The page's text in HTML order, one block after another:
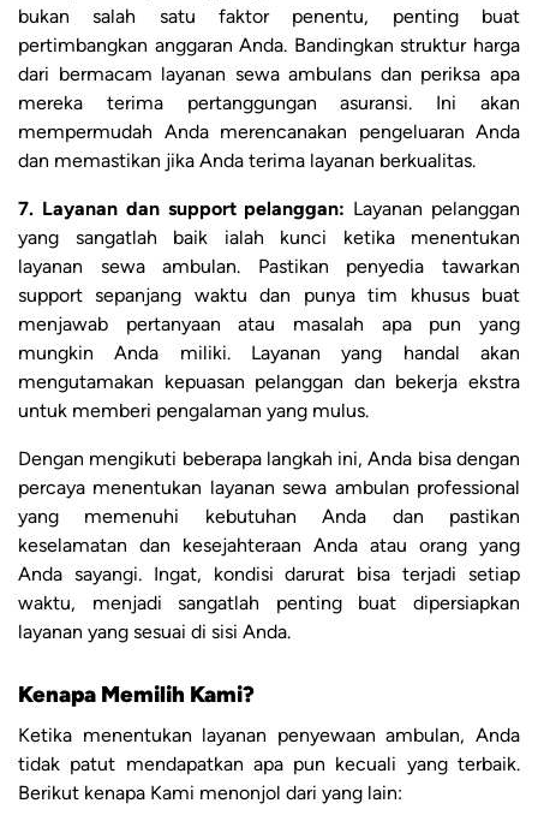
bukan salah satu faktor penentu, penting buat
pertimbangkan anggaran Anda. Bandingkan struktur harga
dari bermacam layanan sewa ambulans dan periksa apa
mereka terima pertanggungan asuransi. Ini akan
mempermudah Anda merencanakan pengeluaran Anda
dan memastikan jika Anda terima layanan berkualitas.
7. Layanan dan support pelanggan: Layanan pelanggan
yang sangatlah baik ialah kunci ketika menentukan
layanan sewa ambulan. Pastikan penyedia tawarkan
support sepanjang waktu dan punya tim khusus buat
menjawab pertanyaan atau masalah apa pun yang
mungkin Anda miliki. Layanan yang handal akan
mengutamakan kepuasan pelanggan dan bekerja ekstra
untuk memberi pengalaman yang mulus.
Dengan mengikuti beberapa langkah ini, Anda bisa dengan
percaya menentukan layanan sewa ambulan professional
yang memenuhi kebutuhan Anda dan pastikan
keselamatan dan kesejahteraan Anda atau orang yang
Anda sayangi. Ingat, kondisi darurat bisa terjadi setiap
waktu, menjadi sangatlah penting buat dipersiapkan
layanan yang sesuai di sisi Anda.
Kenapa Memilih Kami?
Ketika menentukan layanan penyewaan ambulan, Anda
tidak patut mendapatkan apa pun kecuali yang terbaik.
Berikut kenapa Kami menonjol dari yang lain: